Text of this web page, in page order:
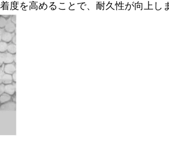
度を高めることで、耐久性が向上し